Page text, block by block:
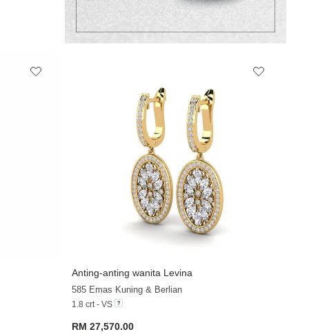
Anting-anting wanita Levina
585 Emas Kuning & Berlian
1.8 crt - VS
RM 27,570.00